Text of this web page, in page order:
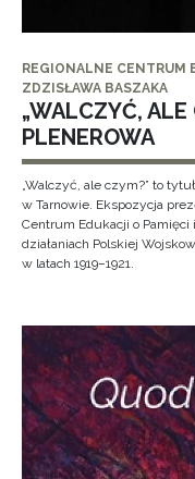
REGIONALNE CENTRUM
ZDZISŁAWA BASZAKA
„WALCZYĆ,
PLENEROWA
„Walczyć, ale czym?” to
w Tarnowie. Ekspozycja
Centrum Edukacji o Pamięci
działaniach Polskiej
w latach 1919–1921.